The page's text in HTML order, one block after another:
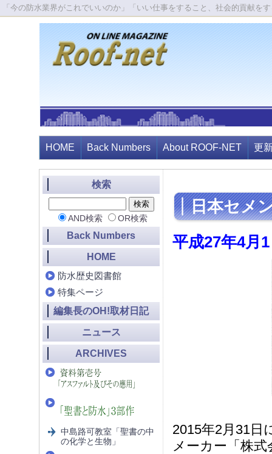
「今の防水業界がこれでいいのか」「いい仕事をすること、社会的貢献
HOME Back Numbers About ROOF-NET 更
日本セメ
平成27年4月
2015年2月31日
メーカー「株
検索
AND検索 OR検索
Back Numbers
HOME
防水歴史図書館
特集ページ
編集長のOH!取材日記
ニュース
ARCHIVES
中島路可教室「聖書の中
の化学と生物」